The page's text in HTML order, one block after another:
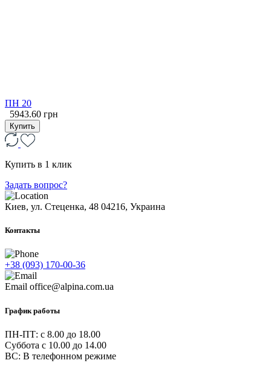
ПН 20
5943.60 грн
Купить
Купить в 1 клик
Задать вопрос?
Киев, ул. Стеценка, 48 04216, Украина
Контакты
+38 (093) 170-00-36
Email office@alpina.com.ua
График работы
ПН-ПТ: c 8.00 до 18.00
Суббота с 10.00 до 14.00
ВС: В телефонном режиме